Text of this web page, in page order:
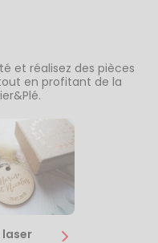
et réalisez des pièces
en profitant de la
laser